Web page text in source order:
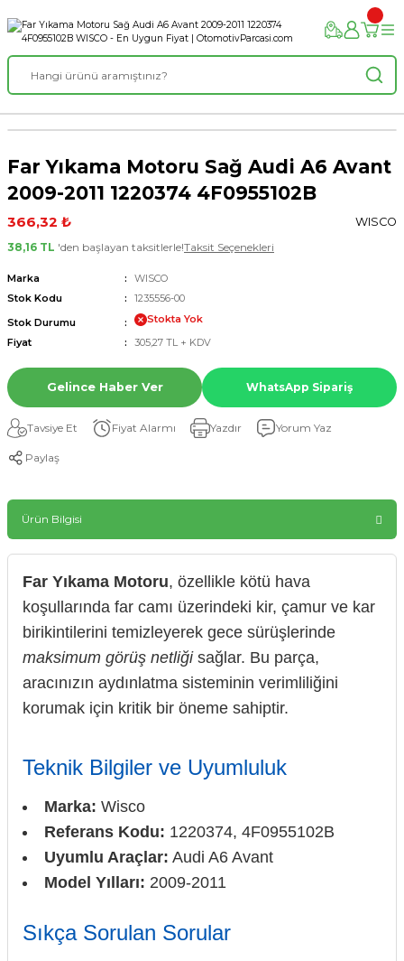
Far Yıkama Motoru Sağ Audi A6 Avant
2009-2011 1220374 4F0955102B
366,32 ₺
WISCO
38,16 TL 'den başlayan taksitlerle!Taksit Seçenekleri
Marka
WISCO
Stok Kodu
1235556-00
Stok Durumu
Stokta Yok
Fiyat
305,27 TL + KDV
Gelince Haber Ver WhatsApp Sipariş
Tavsiye Et Fiyat Alarmı Yazdır Yorum Yaz
Paylaş
Ürün Bilgisi
Far Yıkama Motoru, özellikle kötü hava
koşullarında far camı üzerindeki kir, çamur ve kar
birikintilerini temizleyerek gece sürüşlerinde
maksimum görüş netliğisağlar. Bu parça,
aracınızın aydınlatma sisteminin verimliliğini
korumak için kritik bir öneme sahiptir.
Teknik Bilgiler ve Uyumluluk
Marka: Wisco
Referans Kodu: 1220374, 4F0955102B
Uyumlu Araçlar: Audi A6 Avant
Model Yılları: 2009-2011
Sıkça Sorulan Sorular